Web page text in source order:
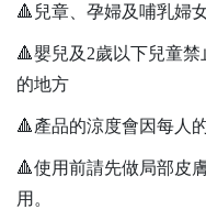
🔺兒章、孕婦及哺乳婦
🔺嬰兒及2歲以下兒童
的地方
🔺產品的涼度會因每人
🔺使用前請先做局部皮
用。